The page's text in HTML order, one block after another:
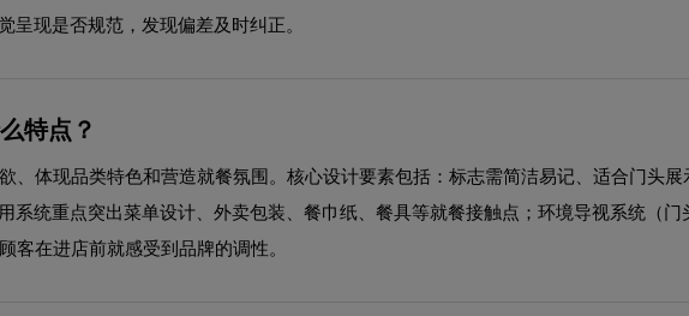
呈现是否规范，发现偏差及时纠正。
特点？
、体现品类特色和营造就餐氛围。核心设计要素包括：标志需简洁易记、适合门头展
系统重点突出菜单设计、外卖包装、餐巾纸、餐具等就餐接触点；环境导视系统（门
客在进店前就感受到品牌的调性。